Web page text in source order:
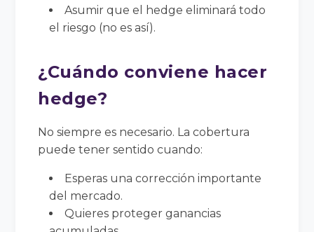
Asumir que el hedge eliminará todo
el riesgo (no es así).
¿Cuándo conviene hacer
hedge?
No siempre es necesario. La cobertura
puede tener sentido cuando:
Esperas una corrección importante
del mercado.
Quieres proteger ganancias